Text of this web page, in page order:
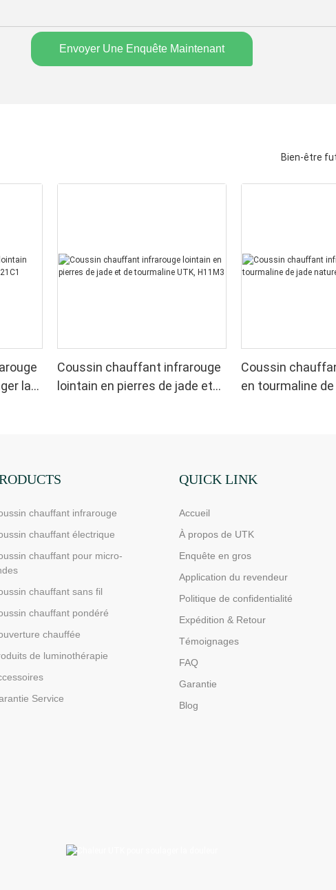
Envoyer Une Enquête Maintenant
Bien-être
la
Coussin chauffant infrarouge
lointain en pierres de jade et
Coussin
en tourmaline
chauffant infrarouge
chauffant électrique
chauffant pour micro-
chauffant sans fil
chauffant pondéré
chauffée
de luminothérapie
Service
QUICK LINK
Accueil
À propos de UTK
Enquête en gros
Application du revendeur
Politique de confidentialité
Expédition & Retour
Témoignages
FAQ
Garantie
Blog